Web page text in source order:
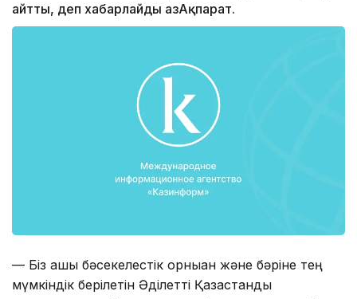
айтты, деп хабарлайды ҚазАқпарат.
— Біз ашық бәсекелестік орныққан және бәріне тең
мүмкіндік берілетін Әділетті Қазақстанды